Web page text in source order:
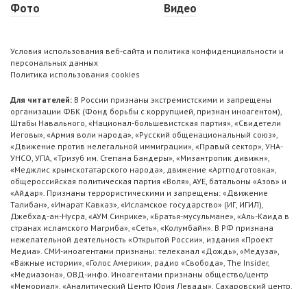
Фото
Видео
Условия использования веб-сайта и политика конфиденциальности и
персональных данных
Политика использования cookies
Для читателей: В России признаны экстремистскими и запрещены
организации ФБК (Фонд борьбы с коррупцией, признан иноагентом),
Штабы Навального, «Национал-большевистская партия», «Свидетели
Иеговы», «Армия воли народа», «Русский общенациональный союз»,
«Движение против нелегальной иммиграции», «Правый сектор», УНА-
УНСО, УПА, «Тризуб им. Степана Бандеры», «Мизантропик дивижн»,
«Меджлис крымскотатарского народа», движение «Артподготовка»,
общероссийская политическая партия «Воля», АУЕ, батальоны «Азов» и
«Айдар». Признаны террористическими и запрещены: «Движение
Талибан», «Имарат Кавказ», «Исламское государство» (ИГ, ИГИЛ),
Джебхад-ан-Нусра, «АУМ Синрике», «Братья-мусульмане», «Аль-Каида в
странах исламского Магриба», «Сеть», «Колумбайн». В РФ признана
нежелательной деятельность «Открытой России», издания «Проект
Медиа». СМИ-иноагентами признаны: телеканал «Дождь», «Медуза»,
«Важные истории», «Голос Америки», радио «Свобода», The Insider,
«Медиазона», ОВД-инфо. Иноагентами признаны общество/центр
«Мемориал», «Аналитический Центр Юрия Левады», Сахаровский центр.